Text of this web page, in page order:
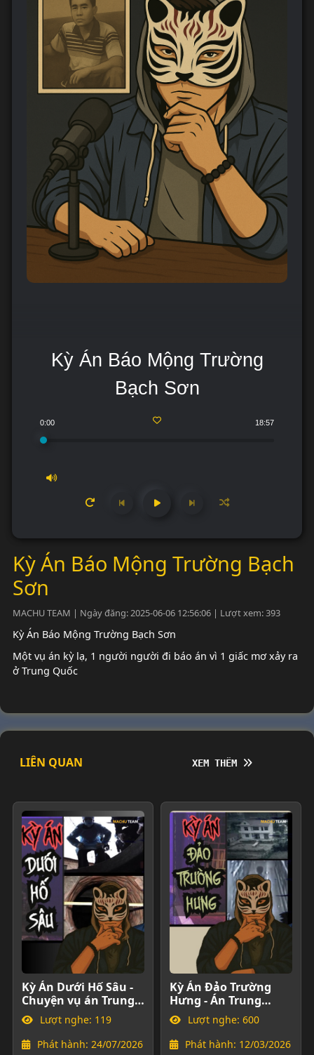
Kỳ Án Báo Mộng Trường
Bạch Sơn
0:00 18:57
Kỳ Án Báo Mộng Trường Bạch
Sơn
MACHU TEAM | Ngày đăng: 2025-06-06 12:56:06 | Lượt xem: 393
Kỳ Án Báo Mộng Trường Bạch Sơn
Một vụ án kỳ lạ, 1 người người đi báo án vì 1 giấc mơ xảy ra
ở Trung Quốc
LIÊN QUAN
XEM THÊM
Kỳ Án Dưới Hố Sâu -
Chuyện vụ án Trung
QuốcLượt nghe: 119
Phát hành: 24/07/2026
Kỳ Án Đảo Trường
Hưng - Án Trung
QuốcLượt nghe: 600
Phát hành: 12/03/2026